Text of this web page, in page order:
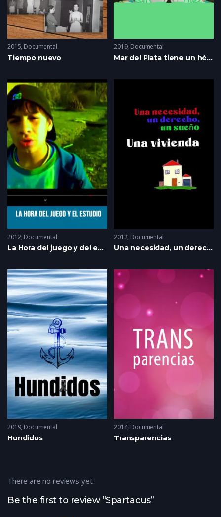
2015 Documental
Tiempo nuevo
2019 Documental
Mar del Plata tiene un héroe
2012 Documental
La Hora del juego y del estudio
2012 Documental
Una necesidad, un derecho, un sueño: una vivienda
2019 Documental
Hundidos
2014 Documental
Transparencias
Be the first to review “Spartacus”
There are no reviews yet.